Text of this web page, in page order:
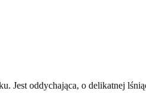
Jest oddychająca, o delikatnej